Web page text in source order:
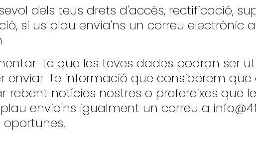
dels teus drets d'accés, rectificació,
si us plau envia'ns un correu electrònic a
te que les teves dades podran ser
per enviar-te informació que considerem
rebent notícies nostres o prefereixes que
envia'ns igualment un correu a